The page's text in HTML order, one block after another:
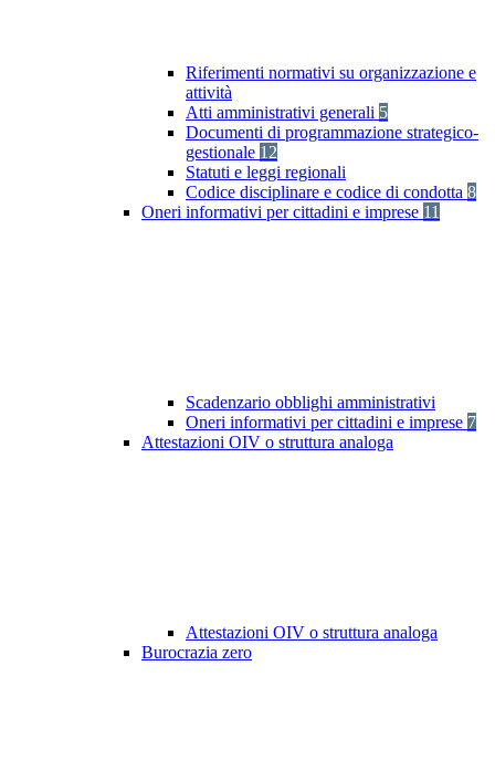
Riferimenti normativi su organizzazione e
attività
Atti amministrativi generali 5
Documenti di programmazione strategico-
gestionale 12
Statuti e leggi regionali
Codice disciplinare e codice di condotta 8
Oneri informativi per cittadini e imprese 11
Scadenzario obblighi amministrativi
Oneri informativi per cittadini e imprese 7
Attestazioni OIV o struttura analoga
Attestazioni OIV o struttura analoga
Burocrazia zero